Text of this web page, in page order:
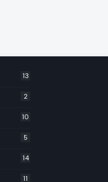
13
2
10
5
14
11